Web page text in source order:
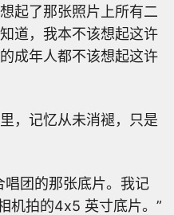
起了那张照片上所有二
道，我本不该想起这许
成年人都不该想起这许
，记忆从未消褪，只是
唱团的那张底片。我记
机拍的4x5 英寸底片。”